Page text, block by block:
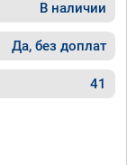
В наличии
Да, без доплат
41